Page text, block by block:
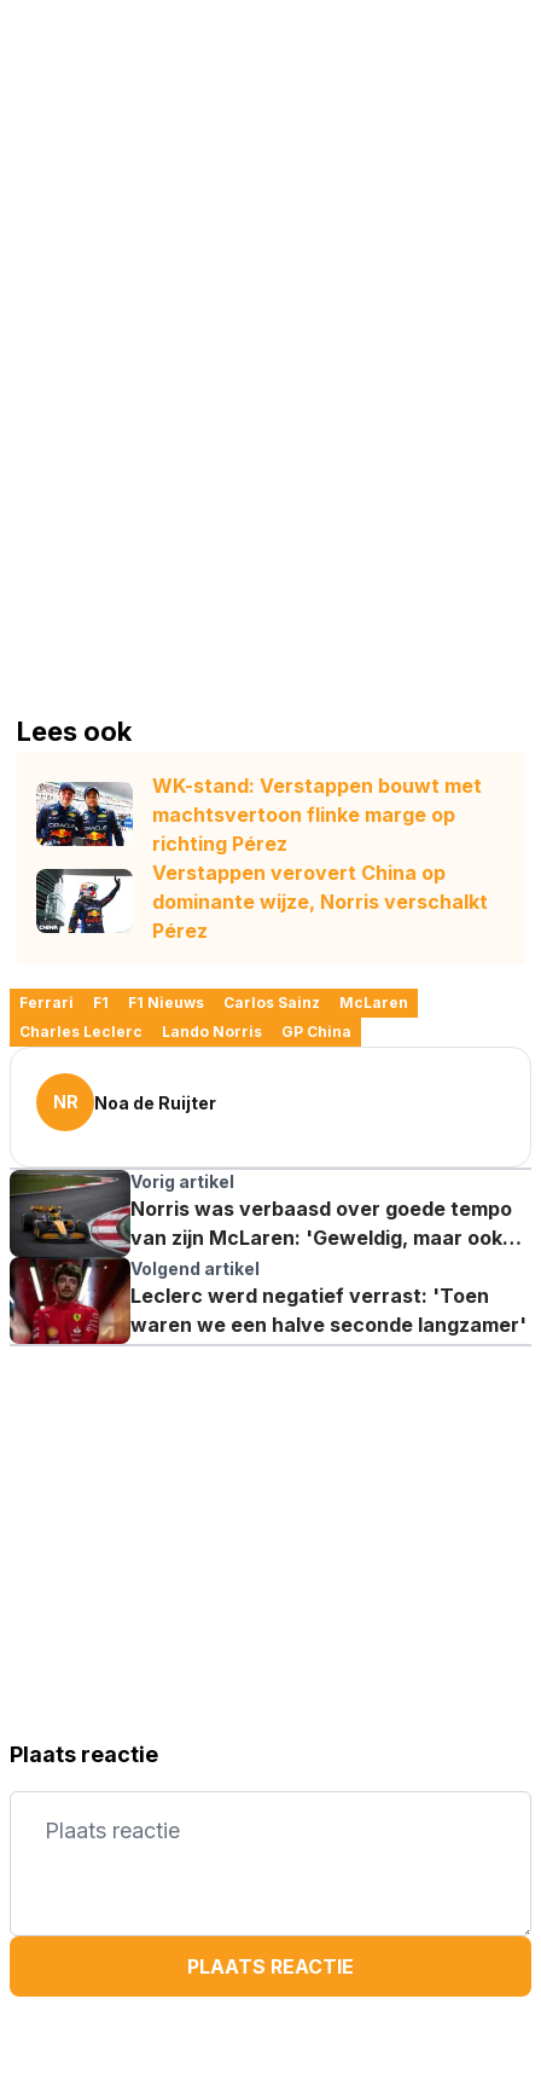
Lees ook
WK-stand: Verstappen bouwt met
machtsvertoon flinke marge op
richting Pérez
Verstappen verovert China op
dominante wijze, Norris verschalkt
Pérez
Ferrari F1 F1 Nieuws Carlos Sainz
McLaren
Charles Leclerc
Lando Norris GP China
NR Noa de Ruijter
Vorig artikel
Norris was verbaasd over goede tempo
van zijn McLaren: 'Geweldig, maar ook
heel verrassend'
Volgend artikel
Leclerc werd negatief verrast: 'Toen
waren we een halve seconde langzamer'
Plaats reactie
PLAATS REACTIE